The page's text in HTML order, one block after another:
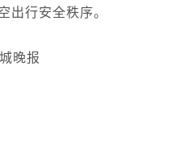
出行安全秩序。
晚报